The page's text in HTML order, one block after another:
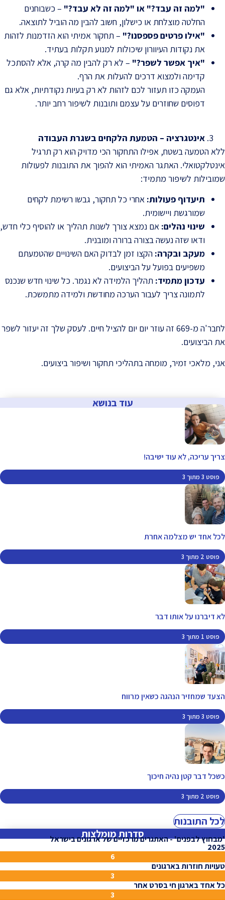
"למה זה עבד?" או "למה זה לא עבד?" – כשבוחנים
החלטה מוצלחת או כישלון, חשוב להבין מה הוביל לתוצאה.
"אילו פרטים פספסנו?" – תחקור אמיתי הוא הזדמנות לזהות
את נקודות העיוורון שיכולות למנוע תקלות בעתיד.
"איך אפשר לשפר?" – לא רק להבין מה קרה, אלא להסתכל
קדימה ולמצוא דרכים להעלות את הרף.
העמקה כזו תעזור לכם לזהות לא רק בעיות נקודתיות, אלא גם
דפוסים שחוזרים על עצמם ותובנות לשיפור רחב יותר.
אינטגרציה – הטמעת הלקחים בשגרת העבודה
ללא הטמעה בשטח, אפילו התחקור הכי מדויק הוא רק תרגיל
אינטלקטואלי. האתגר האמיתי הוא להפוך את התובנות לפעולות
שמובילות לשיפור מתמיד:
תיעדוף פעולות: אחרי כל תחקור, גבשו רשימת לקחים
שמורגשת ויישומית.
שינוי נהלים: אם נמצא צורך לשנות תהליך או להוסיף כלי חדש,
ודאו שזה נעשה בצורה ברורה ומובנית.
מעקב ובקרה: הקצו זמן לבדוק האם השינויים שהטמעתם
משפיעים בפועל על הביצועים.
עדכון מתמיד: תהליך הלמידה לא נגמר. כל שינוי חדש שנכנס
לתמונה צריך לעבור הערכה מחודשת ולמידה מתמשכת.
לחבר'ה מ-669 זה עוזר יום יום להציל חיים. לעסק שלך זה יעזור לשפר
את הביצועים.
אני, מלאכי זמיר, מומחה בתהליכי תחקור ושיפור ביצועים.
עוד בנושא
צריך עריכה, לא עוד ישיבה!
פוסט 3 מתוך 3
לכל אחד יש מצלמה אחרת
פוסט 2 מתוך 3
לא דיברנו על אותו דבר
פוסט 1 מתוך 3
הצעד שמחזיר הנהגה כשאין מרווח
פוסט 3 מתוך 3
כשכל דבר קטן נהיה חיכוך
פוסט 2 מתוך 3
לכל התובנות
סדרות מומלצות
'מבחוץ לבפנים' - האתגרים מרכזיים של ארגונים בישראל
2025
6
טעויות חוזרות בארגונים
3
כל אחד בארגון חי בסרט אחר
3